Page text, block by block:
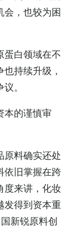
会，也较为困
蛋白领域在不
持续升级，
。
本的谨慎审
原料确实还处
依旧掌握在跨
度来讲，化妆
发得到资本重
新锐原料创